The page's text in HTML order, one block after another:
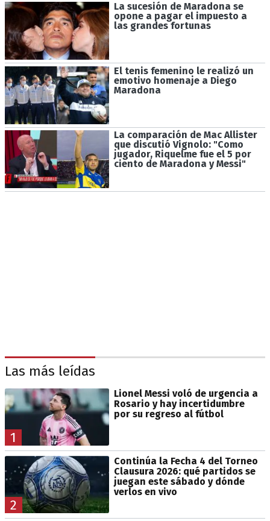
La sucesión de Maradona se
opone a pagar el impuesto a
las grandes fortunas
El tenis femenino le realizó un
emotivo homenaje a Diego
Maradona
La comparación de Mac Allister
que discutió Vignolo: "Como
jugador, Riquelme fue el 5 por
ciento de Maradona y Messi"
Las más leídas
1
Lionel Messi voló de urgencia a
Rosario y hay incertidumbre
por su regreso al fútbol
2
Continúa la Fecha 4 del Torneo
Clausura 2026: qué partidos se
juegan este sábado y dónde
verlos en vivo